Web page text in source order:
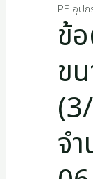
PE อุป
ข้
ข
จ